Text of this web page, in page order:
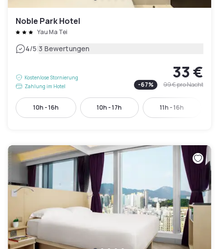
Noble Park Hotel
Yau Ma Tei
4/5|3 Bewertungen
Kostenlose Stornierung
Zahlung im Hotel
33 €
-67% 99 €pro Nacht
10h - 16h 10h - 17h 11h - 16h